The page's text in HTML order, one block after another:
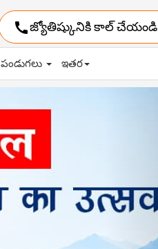
callజ్యోతిష్కునికి కాల్ చేయండి
పండుగలు ఇతర